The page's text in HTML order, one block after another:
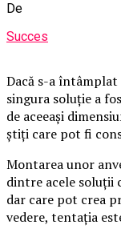
De
Succes
Dacă s-a întâmplat
singura soluție a
de aceeași
știți care pot fi
Montarea unor
dintre acele soluții
dar care pot crea
vedere, tentația